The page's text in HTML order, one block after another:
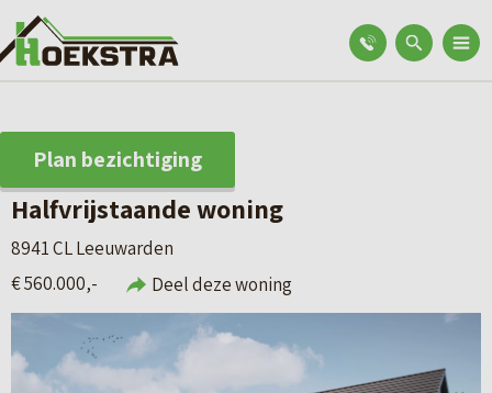
Plan bezichtiging
Halfvrijstaande woning
8941 CL Leeuwarden
€ 560.000,-
Deel deze woning